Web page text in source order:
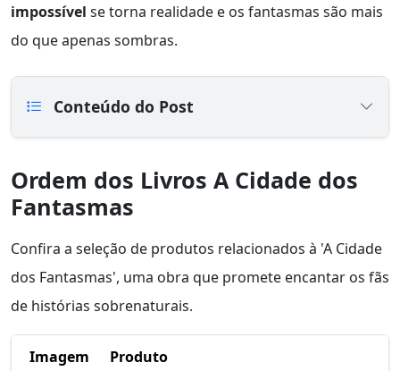
impossível se torna realidade e os fantasmas são mais
do que apenas sombras.
Conteúdo do Post
Ordem dos Livros A Cidade dos
Fantasmas
Confira a seleção de produtos relacionados à 'A Cidade
dos Fantasmas', uma obra que promete encantar os fãs
de histórias sobrenaturais.
Imagem Produto